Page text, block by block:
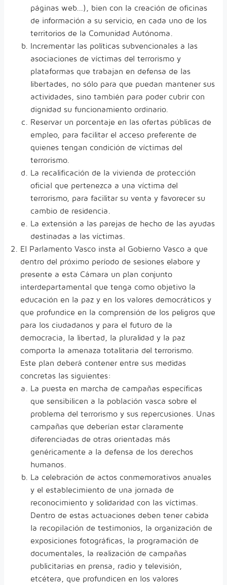
páginas web...), bien con la creación de oficinas
de información a su servicio, en cada uno de los
territorios de la Comunidad Autónoma.
Incrementar las políticas subvencionales a las
asociaciones de víctimas del terrorismo y
plataformas que trabajan en defensa de las
libertades, no sólo para que puedan mantener sus
actividades, sino también para poder cubrir con
dignidad su funcionamiento ordinario.
Reservar un porcentaje en las ofertas públicas de
empleo, para facilitar el acceso preferente de
quienes tengan condición de víctimas del
terrorismo.
La recalificación de la vivienda de protección
oficial que pertenezca a una víctima del
terrorismo, para facilitar su venta y favorecer su
cambio de residencia.
La extensión a las parejas de hecho de las ayudas
destinadas a las víctimas.
El Parlamento Vasco insta al Gobierno Vasco a que
dentro del próximo período de sesiones elabore y
presente a esta Cámara un plan conjunto
interdepartamental que tenga como objetivo la
educación en la paz y en los valores democráticos y
que profundice en la comprensión de los peligros que
para los ciudadanos y para el futuro de la
democracia, la libertad, la pluralidad y la paz
comporta la amenaza totalitaria del terrorismo.
Este plan deberá contener entre sus medidas
concretas las siguientes:
La puesta en marcha de campañas específicas
que sensibilicen a la población vasca sobre el
problema del terrorismo y sus repercusiones. Unas
campañas que deberían estar claramente
diferenciadas de otras orientadas más
genéricamente a la defensa de los derechos
humanos.
La celebración de actos conmemorativos anuales
y el establecimiento de una jornada de
reconocimiento y solidaridad con las víctimas.
Dentro de estas actuaciones deben tener cabida
la recopilación de testimonios, la organización de
exposiciones fotográficas, la programación de
documentales, la realización de campañas
publicitarias en prensa, radio y televisión,
etcétera, que profundicen en los valores